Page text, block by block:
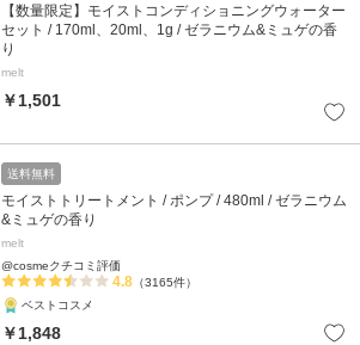
【数量限定】モイストコンディショニングウォーター
セット / 170ml、20ml、1g / ゼラニウム&ミュゲの香
り
melt
￥1,501
送料無料
モイストトリートメント / ポンプ / 480ml / ゼラニウム
&ミュゲの香り
melt
@cosmeクチコミ評価
4.8 （3165件）
ベストコスメ
￥1,848